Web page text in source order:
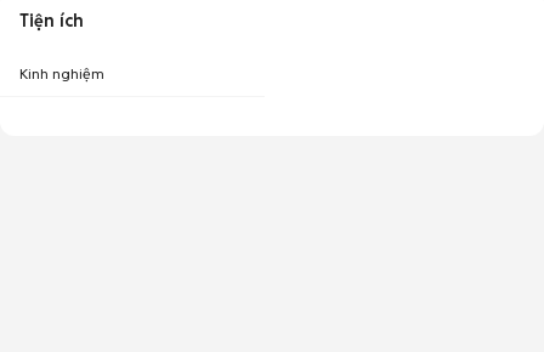
Tiện ích
Kinh nghiệm